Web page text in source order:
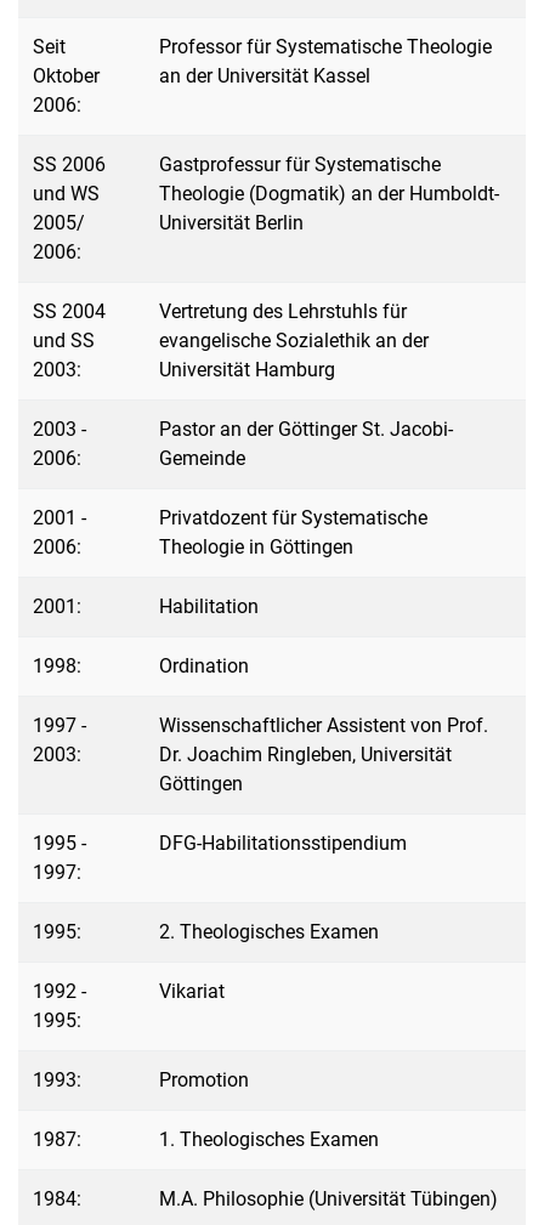
Seit
Oktober
2006:
Professor für Systematische Theologie
an der Universität Kassel
SS 2006
und WS
2005/
2006:
Gastprofessur für Systematische
Theologie (Dogmatik) an der Humboldt-
Universität Berlin
SS 2004
und SS
2003:
Vertretung des Lehrstuhls für
evangelische Sozialethik an der
Universität Hamburg
2003 -
2006:
Pastor an der Göttinger St. Jacobi-
Gemeinde
2001 -
2006:
Privatdozent für Systematische
Theologie in Göttingen
2001: Habilitation
1998: Ordination
1997 -
2003:
Wissenschaftlicher Assistent von Prof.
Dr. Joachim Ringleben, Universität
Göttingen
1995 -
1997:
DFG-Habilitationsstipendium
1995: 2. Theologisches Examen
1992 -
1995:
Vikariat
1993: Promotion
1987: 1. Theologisches Examen
1984: M.A. Philosophie (Universität Tübingen)